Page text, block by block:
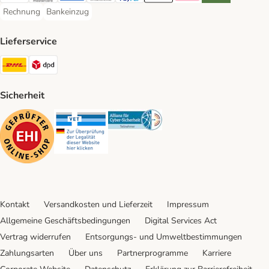
Rechnung
Rechnung Payment Method
Bankeinzug
Bankeinzug Payment Method
Lieferservice
DHL Shipping Method
Sicherheit
Security Security Security
Kontakt Versandkosten und Lieferzeit
Impressum
Allgemeine Geschäftsbedingungen
Digital Services Act
Vertrag widerrufen
Entsorgungs- und Umweltbestimmungen
Zahlungsarten
Über uns Partnerprogramme
Karriere